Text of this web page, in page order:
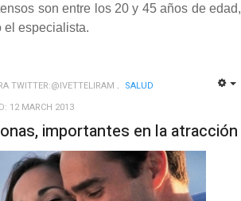
son entre los 20 y 45 años de edad,
el especialista.
TWITTER:@IVETTELIRAM
SALUD
12 MARCH 2013
importantes en la atracción